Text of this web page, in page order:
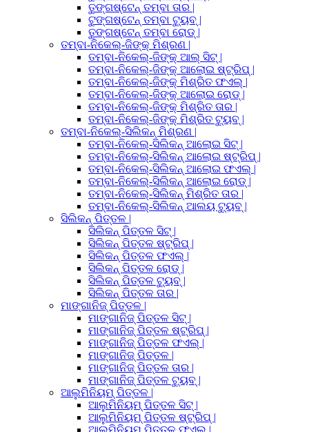
ତୁଙ୍ଗଷ୍ଟେନ୍ ତମ୍ବା ତାର |
ଟୁଙ୍ଗଷ୍ଟେନ୍ ତମ୍ବା ଟ୍ୟୁବ୍ |
ତୁଙ୍ଗଷ୍ଟେନ୍ ତମ୍ବା ରୋଡ୍ |
ତମ୍ବା-ନିକେଲ୍-ଜିଙ୍କ୍ ମିଶ୍ରଣ |
ତମ୍ବା-ନିକେଲ୍-ଜିଙ୍କ୍ ଆଲ୍ ସିଟ୍ |
ତମ୍ବା-ନିକେଲ୍-ଜିଙ୍କ୍ ଆଲୋଇ ଷ୍ଟ୍ରିପ୍ |
ତମ୍ବା-ନିକେଲ୍-ଜିଙ୍କ୍ ମିଶ୍ରିତ ଫଏଲ୍ |
ତମ୍ବା-ନିକେଲ୍-ଜିଙ୍କ୍ ଆଲୋଇ ରୋଡ୍ |
ତମ୍ବା-ନିକେଲ୍-ଜିଙ୍କ୍ ମିଶ୍ରିତ ତାର |
ତମ୍ବା-ନିକେଲ୍-ଜିଙ୍କ୍ ମିଶ୍ରିତ ଟ୍ୟୁବ୍ |
ତମ୍ବା-ନିକେଲ୍-ସିଲିକନ୍ ମିଶ୍ରଣ |
ତମ୍ବା-ନିକେଲ୍-ସିଲିକନ୍ ଆଲୋଇ ସିଟ୍ |
ତମ୍ବା-ନିକେଲ୍-ସିଲିକନ୍ ଆଲୋଇ ଷ୍ଟ୍ରିପ୍ |
ତମ୍ବା-ନିକେଲ୍-ସିଲିକନ୍ ଆଲୋଇ ଫଏଲ୍ |
ତମ୍ବା-ନିକେଲ୍-ସିଲିକନ୍ ଆଲୋଇ ରୋଡ୍ |
ତମ୍ବା-ନିକେଲ୍-ସିଲିକନ୍ ମିଶ୍ରିତ ତାର |
ତମ୍ବା-ନିକେଲ୍-ସିଲିକନ୍ ଆଲୟ ଟ୍ୟୁବ୍ |
ସିଲିକନ୍ ପିତ୍ତଳ |
ସିଲିକନ୍ ପିତ୍ତଳ ସିଟ୍ |
ସିଲିକନ୍ ପିତ୍ତଳ ଷ୍ଟ୍ରିପ୍ |
ସିଲିକନ୍ ପିତ୍ତଳ ଫଏଲ୍ |
ସିଲିକନ୍ ପିତ୍ତଳ ରୋଡ୍ |
ସିଲିକନ୍ ପିତ୍ତଳ ଟ୍ୟୁବ୍ |
ସିଲିକନ୍ ପିତ୍ତଳ ତାର |
ମାଙ୍ଗାନିଜ୍ ପିତ୍ତଳ |
ମାଙ୍ଗାନିଜ୍ ପିତ୍ତଳ ସିଟ୍ |
ମାଙ୍ଗାନିଜ୍ ପିତ୍ତଳ ଷ୍ଟ୍ରିପ୍ |
ମାଙ୍ଗାନିଜ୍ ପିତ୍ତଳ ଫଏଲ୍ |
ମାଙ୍ଗାନିଜ୍ ପିତ୍ତଳ |
ମାଙ୍ଗାନିଜ୍ ପିତ୍ତଳ ତାର |
ମାଙ୍ଗାନିଜ୍ ପିତ୍ତଳ ଟ୍ୟୁବ୍ |
ଆଲୁମିନିୟମ୍ ପିତ୍ତଳ |
ଆଲୁମିନିୟମ୍ ପିତ୍ତଳ ସିଟ୍ |
ଆଲୁମିନିୟମ୍ ପିତ୍ତଳ ଷ୍ଟ୍ରିପ୍ |
ଆଲୁମିନିୟମ୍ ପିତ୍ତଳ ଫଏଲ୍ |